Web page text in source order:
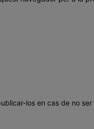
los en cas de no